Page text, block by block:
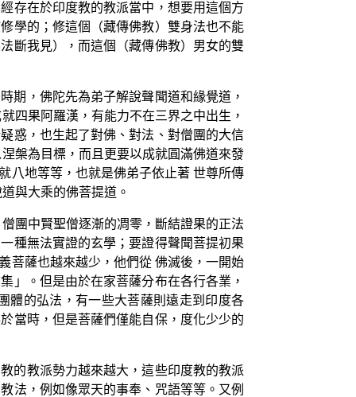
存在於印度教的教派當中，想要用這個方
學的；修這個（藏傳佛教）雙身法也不能
斷我見），而這個（藏傳佛教）男女的雙
期，佛陀先為弟子解說聲聞道和緣覺道，
四果阿羅漢，有能力不在三界之中出生，
惑，也生起了對佛、對法、對僧團的大信
槃為目標，而且更要以成就圓滿佛道來發
八地等等，也就是佛弟子依止著 世尊所傳
與大乘的佛菩提道。
團中賢聖僧逐漸的凋零，斷結證果的正法
種無法實證的玄學；要證得聲聞菩提初果
菩薩也越來越少，他們從 佛滅後，一開始
」。但是由於在家菩薩分布在各行各業，
體的弘法，有一些大菩薩則遠走到印度各
當時，但是菩薩們僅能自保，度化少少的
的教派勢力越來越大，這些印度教的教派
法，例如像眾天的事奉、咒語等等。又例